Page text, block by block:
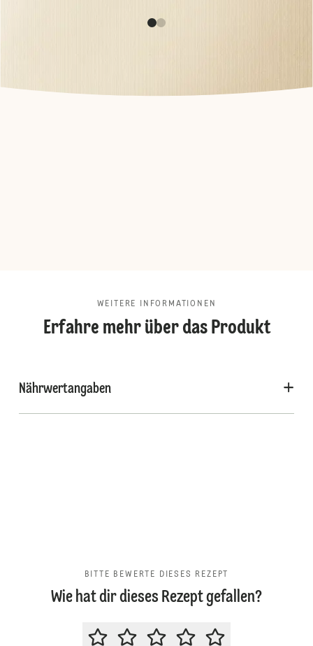
WEITERE INFORMATIONEN
Erfahre mehr über das Produkt
Nährwertangaben
BITTE BEWERTE DIESES REZEPT
Wie hat dir dieses Rezept gefallen?
BITTE BEWERTE DIESES REZEPT